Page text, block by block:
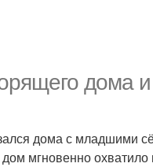
дома
дома с младшими
мгновенно